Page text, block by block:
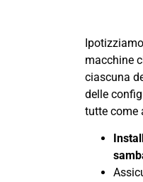
macchine
ciascuna
delle
tutte come